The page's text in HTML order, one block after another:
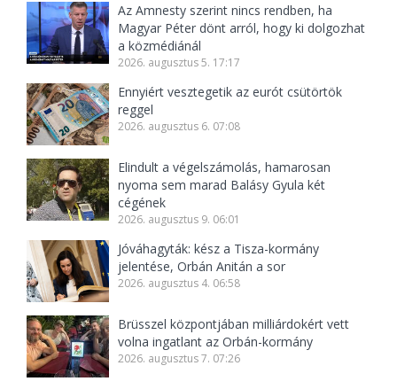
Az Amnesty szerint nincs rendben, ha
Magyar Péter dönt arról, hogy ki dolgozhat
a közmédiánál
2026. augusztus 5. 17:17
Ennyiért vesztegetik az eurót csütörtök
reggel
2026. augusztus 6. 07:08
Elindult a végelszámolás, hamarosan
nyoma sem marad Balásy Gyula két
cégének
2026. augusztus 9. 06:01
Jóváhagyták: kész a Tisza-kormány
jelentése, Orbán Anitán a sor
2026. augusztus 4. 06:58
Brüsszel központjában milliárdokért vett
volna ingatlant az Orbán-kormány
2026. augusztus 7. 07:26